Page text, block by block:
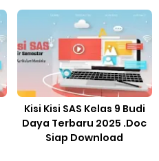
Kisi Kisi SAS Kelas 9 Budi
Daya Terbaru 2025 .Doc
Siap Download